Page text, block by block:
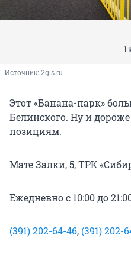
1
Источник: 2gis.ru
Этот «Банана-парк»
Белинского. Ну и
позициям.
Мате Залки, 5, ТРК
Ежедневно с 10:00 до
(391) 202-64-46, (391) 202-